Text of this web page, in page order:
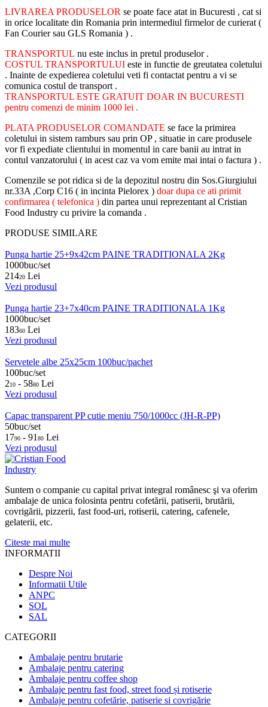
LIVRAREA PRODUSELOR se poate face atat in Bucuresti , cat si
in orice localitate din Romania prin intermediul firmelor de curierat (
Fan Courier sau GLS Romania ) .
TRANSPORTUL nu este inclus in pretul produselor .
COSTUL TRANSPORTULUI este in functie de greutatea coletului
. Inainte de expedierea coletului veti fi contactat pentru a vi se
comunica costul de transport .
TRANSPORTUL ESTE GRATUIT DOAR IN BUCURESTI
pentru comenzi de minim 1000 lei .
PLATA PRODUSELOR COMANDATE se face la primirea
coletului in sistem ramburs sau prin OP , situatie in care produsele
vor fi expediate clientului in momentul in care banii au intrat in
contul vanzatorului ( in acest caz va vom emite mai intai o factura ) .
Comenzile se pot ridica si de la depozitul nostru din Sos.Giurgiului
nr.33A ,Corp C16 ( in incinta Pielorex ) doar dupa ce ati primit
confirmarea ( telefonica ) din partea unui reprezentant al Cristian
Food Industry cu privire la comanda .
PRODUSE SIMILARE
Punga hartie 25+9x42cm PAINE TRADITIONALA 2Kg
1000buc/set
21420 Lei
Vezi produsul
Punga hartie 23+7x40cm PAINE TRADITIONALA 1Kg
1000buc/set
18360 Lei
Vezi produsul
Servetele albe 25x25cm 100buc/pachet
100buc/set
210 - 5880 Lei
Vezi produsul
Capac transparent PP cutie meniu 750/1000cc (JH-R-PP)
50buc/set
1790 - 91 80 Lei
Vezi produsul
Suntem o companie cu capital privat integral românesc şi va oferim
ambalaje de unica folosinta pentru cofetării, patiserii, brutării,
covrigării, pizzerii, fast food-uri, rotiserii, catering, cafenele,
gelaterii, etc.
Citeste mai multe
INFORMATII
Despre Noi
Informatii Utile
ANPC
SOL
SAL
CATEGORII
Ambalaje pentru brutarie
Ambalaje pentru catering
Ambalaje pentru coffee shop
Ambalaje pentru fast food, street food și rotiserie
Ambalaje pentru cofetărie, patiserie si covrigărie